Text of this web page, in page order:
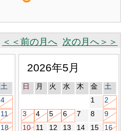
＜＜前の月へ 次の月へ＞＞
土
4
11
18
2026年5月
日 月 火 水 木 金
土
1
2
3
4 5 6 7 8
9
10
11 12 13 14 15
16